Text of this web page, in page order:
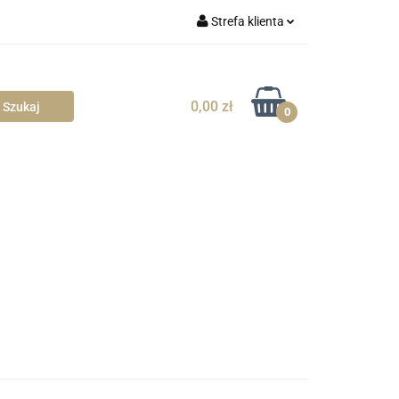
Strefa klienta
Zarejestruj się
Dodaj zgłoszenie
0,00 zł 0